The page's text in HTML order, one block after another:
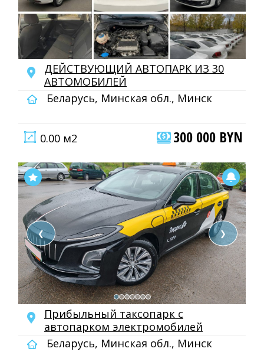
ДЕЙСТВУЮЩИЙ АВТОПАРК ИЗ 30
АВТОМОБИЛЕЙ
Беларусь, Минская обл., Минск
0.00 м2 300 000 BYN
❮ ❯
Прибыльный таксопарк с
автопарком электромобилей
Беларусь, Минская обл., Минск